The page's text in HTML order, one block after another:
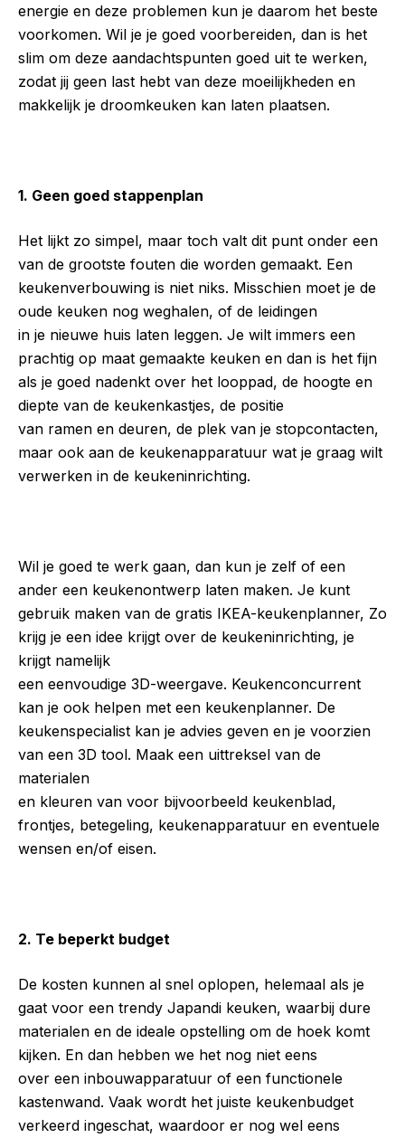
energie en deze problemen kun je daarom het beste
voorkomen. Wil je je goed voorbereiden, dan is het
slim om deze aandachtspunten goed uit te werken,
zodat jij geen last hebt van deze moeilijkheden en
makkelijk je droomkeuken kan laten plaatsen.
1. Geen goed stappenplan
Het lijkt zo simpel, maar toch valt dit punt onder een
van de grootste fouten die worden gemaakt. Een
keukenverbouwing is niet niks. Misschien moet je de
oude keuken nog weghalen, of de leidingen
in je nieuwe huis laten leggen. Je wilt immers een
prachtig op maat gemaakte keuken en dan is het fijn
als je goed nadenkt over het looppad, de hoogte en
diepte van de keukenkastjes, de positie
van ramen en deuren, de plek van je stopcontacten,
maar ook aan de keukenapparatuur wat je graag wilt
verwerken in de keukeninrichting.
Wil je goed te werk gaan, dan kun je zelf of een
ander een keukenontwerp laten maken. Je kunt
gebruik maken van de gratis IKEA-keukenplanner, Zo
krijg je een idee krijgt over de keukeninrichting, je
krijgt namelijk
een eenvoudige 3D-weergave. Keukenconcurrent
kan je ook helpen met een keukenplanner. De
keukenspecialist kan je advies geven en je voorzien
van een 3D tool. Maak een uittreksel van de
materialen
en kleuren van voor bijvoorbeeld keukenblad,
frontjes, betegeling, keukenapparatuur en eventuele
wensen en/of eisen.
2. Te beperkt budget
De kosten kunnen al snel oplopen, helemaal als je
gaat voor een trendy Japandi keuken, waarbij dure
materialen en de ideale opstelling om de hoek komt
kijken. En dan hebben we het nog niet eens
over een inbouwapparatuur of een functionele
kastenwand. Vaak wordt het juiste keukenbudget
verkeerd ingeschat, waardoor er nog wel eens